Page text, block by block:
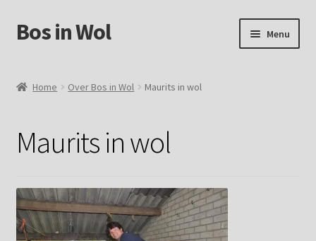
Ga
door
navigatie
Ga
naar
inhoud
Bos in Wol Menu
Winkel
Winkelmand
Home Over Bos in Wol Maurits in wol
Maurits in wol